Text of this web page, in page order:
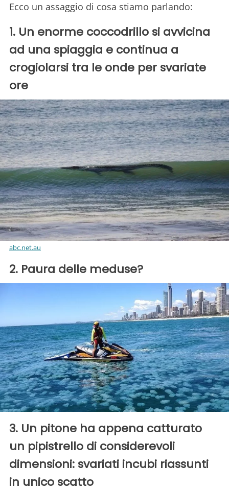
Ecco un assaggio di cosa stiamo parlando:
1. Un enorme coccodrillo si avvicina
ad una spiaggia e continua a
crogiolarsi tra le onde per svariate
ore
abc.net.au
2. Paura delle meduse?
3. Un pitone ha appena catturato
un pipistrello di considerevoli
dimensioni: svariati incubi riassunti
in unico scatto